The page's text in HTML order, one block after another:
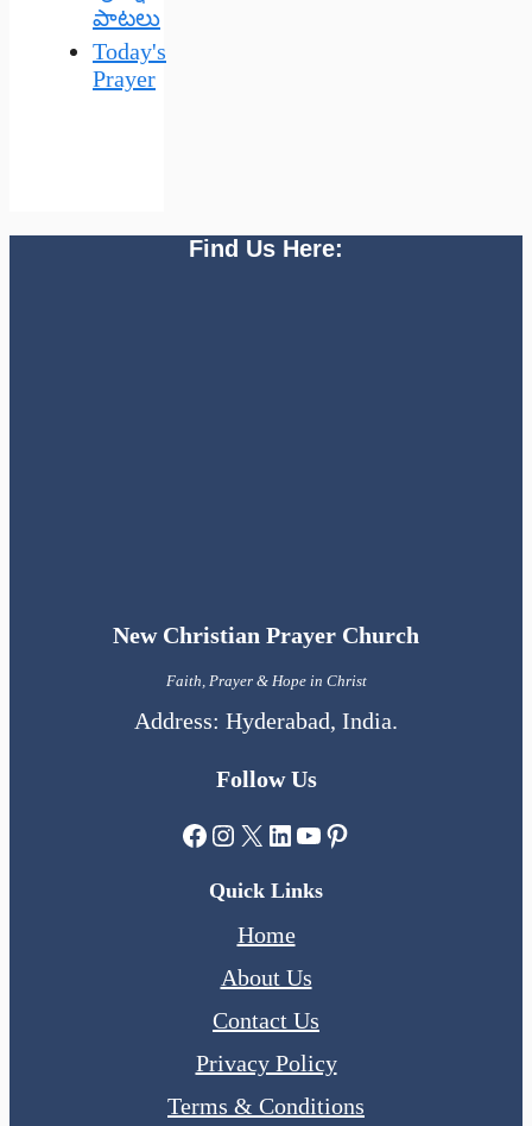
పాటలు
Today's
Prayer
Find Us Here:
New Christian Prayer Church
Faith, Prayer & Hope in Christ
Address: Hyderabad, India.
Follow Us
Facebook
Instagram
X LinkedIn
YouTube
Pinterest
Quick Links
Home
About Us
Contact Us
Privacy Policy
Terms & Conditions